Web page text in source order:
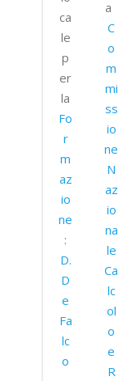
ca
le
p
er
la
Fo
r
m
az
io
ne
:
D.
D
e
Fa
lc
o
a
C
o
m
mi
ss
io
ne
N
az
io
na
le
Ca
lc
ol
o
e
R